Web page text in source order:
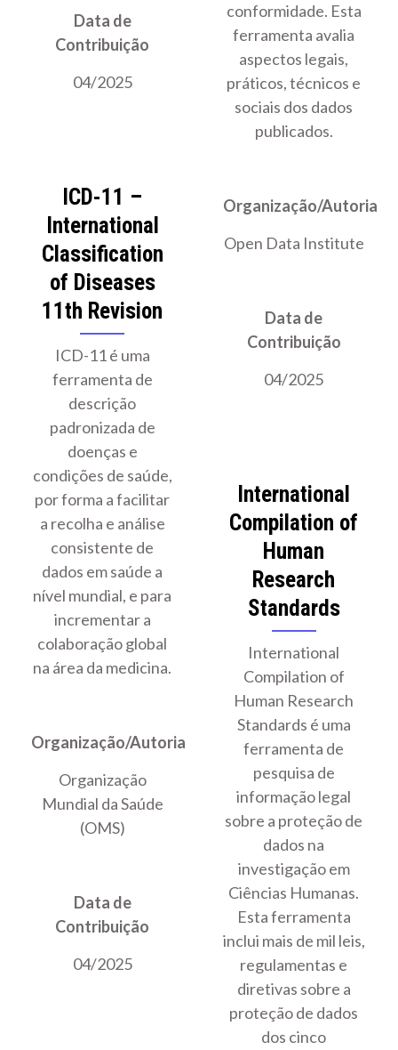
Data de
Contribuição
04/2025
conformidade. Esta
ferramenta avalia
aspectos legais,
práticos, técnicos e
sociais dos dados
publicados.
Organização/Autoria
Open Data Institute
Data de
Contribuição
04/2025
ICD-11 –
International
Classification
of Diseases
11th Revision
ICD-11 é uma
ferramenta de
descrição
padronizada de
doenças e
condições de saúde,
por forma a facilitar
a recolha e análise
consistente de
dados em saúde a
nível mundial, e para
incrementar a
colaboração global
na área da medicina.
Organização/Autoria
Organização
Mundial da Saúde
(OMS)
Data de
Contribuição
04/2025
International
Compilation of
Human
Research
Standards
International
Compilation of
Human Research
Standards é uma
ferramenta de
pesquisa de
informação legal
sobre a proteção de
dados na
investigação em
Ciências Humanas.
Esta ferramenta
inclui mais de mil leis,
regulamentas e
diretivas sobre a
proteção de dados
dos cinco